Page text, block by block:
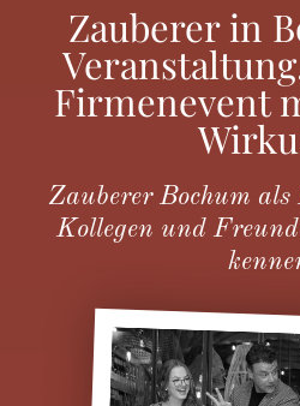
Zauberer in
Firmenevent
Zauberer Bochum als
Kollegen und